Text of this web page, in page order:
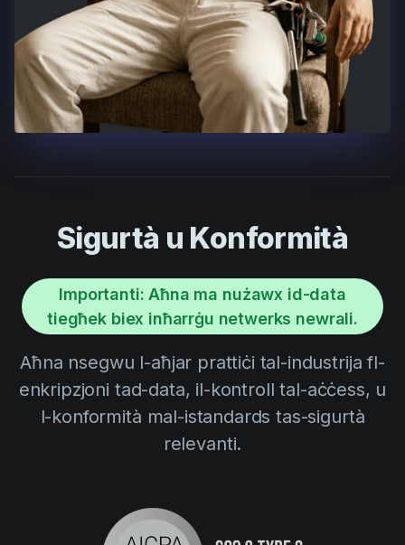
Sigurtà u Konformità
Importanti: Aħna ma nużawx id-data
tiegħek biex inħarrġu netwerks newrali.
Aħna nsegwu l-aħjar prattiċi tal-industrija fl-
enkripzjoni tad-data, il-kontroll tal-aċċess, u
l-konformità mal-istandards tas-sigurtà
relevanti.